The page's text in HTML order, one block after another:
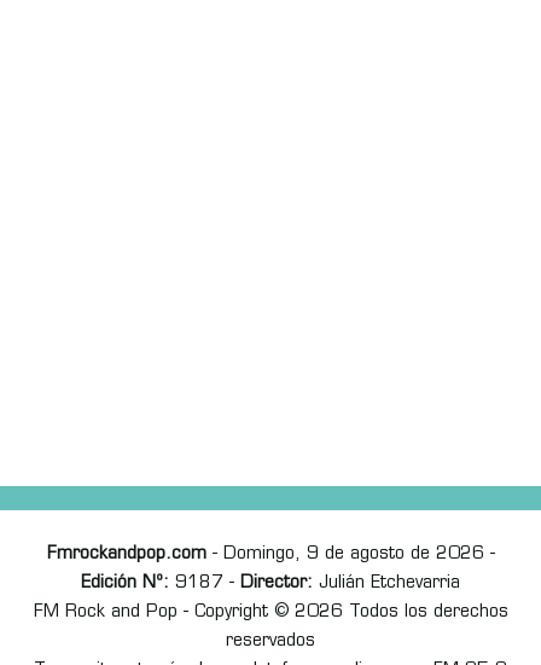
Fmrockandpop.com- Domingo, 9 de agosto de 2026 -
Edición Nº: 9187 - Director: Julián Etchevarria
FM Rock and Pop - Copyright © 2026 Todos los derechos
reservados